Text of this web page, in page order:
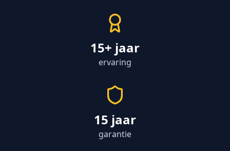
15+ jaar
ervaring
15 jaar
garantie